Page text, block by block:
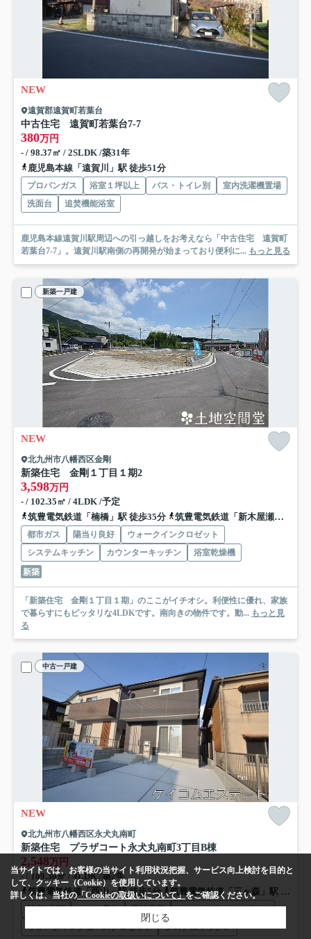
NEW
遠賀郡遠賀町若葉台
中古住宅 遠賀町若葉台7-7
380万円
- / 98.37㎡ / 2SLDK /築31年
鹿児島本線「遠賀川」駅 徒歩51分
プロパンガス 浴室１坪以上 バス・トイレ別
室内洗濯機置場
洗面台
追焚機能浴室
鹿児島本線遠賀川駅周辺への引っ越しをお考えなら「中古住宅 遠賀町
若葉台7-7」。遠賀川駅南側の再開発が始まっており便利に... もっと見る
新築一戸建
NEW
北九州市八幡西区金剛
新築住宅 金剛１丁目１期2
3,598万円
- / 102.35㎡ / 4LDK /予定
筑豊電気鉄道「楠橋」駅 徒歩35分
筑豊電気鉄道「新木屋瀬」駅 徒歩37分
都市ガス 陽当り良好
ウォークインクロゼット
システムキッチン
カウンターキッチン
浴室乾燥機
新築
「新築住宅 金剛１丁目１期」のここがイチオシ。利便性に優れ、家族
で暮らすにもピッタリな4LDKです。南向きの物件です。動... もっと見
る
中古一戸建
NEW
北九州市八幡西区永犬丸南町
新築住宅 プラザコート永犬丸南町3丁目 B棟
2,548 万円
- / 109.30㎡ / 4LDK /築2年
筑豊電気鉄道「西山」駅 徒歩5分
筑豊電気鉄道「三ヶ森」駅 徒歩11分
駐車2台可 オール電化 収納豊富
ウォークインクロゼット
ウォークインシューズクロゼット
システムキッチン
当サイトでは、お客様の当サイト利用状況把握、サービス向上検討を目的と
して、クッキー（Cookie）を使用しています。
詳しくは、当社の「Cookieの取扱いについて」をご確認ください。
閉じる